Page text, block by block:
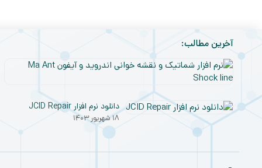
آخرین مطالب:
دانلود نرم افزار JCID Repair
۱۸ شهریور ۱۴۰۳